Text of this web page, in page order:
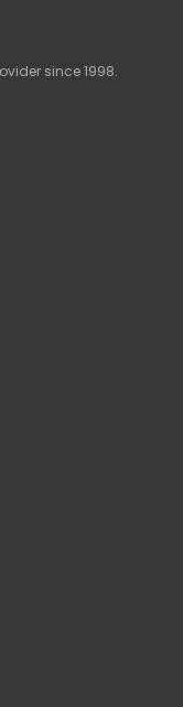
since 1998.